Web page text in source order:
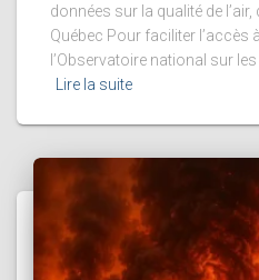
données sur la qualité de l’air,
Québec Pour faciliter l’accès
l’Observatoire national sur
Lire la suite